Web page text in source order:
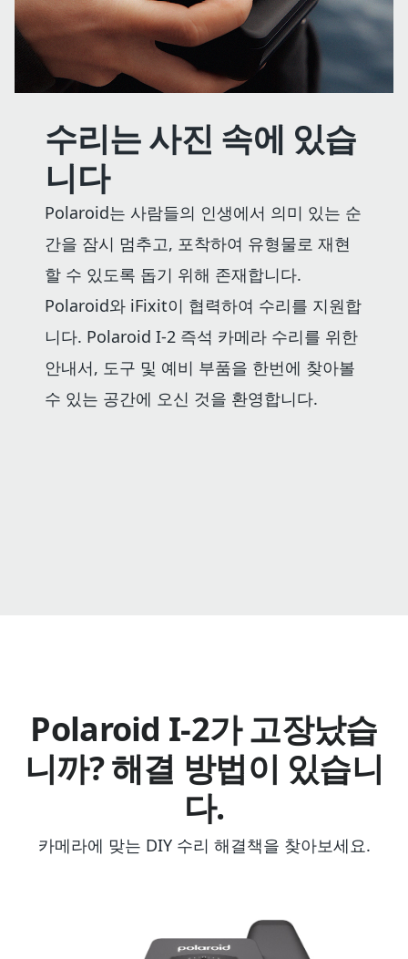
수리는 사진 속에 있습
니다
Polaroid는 사람들의 인생에서 의미 있는 순
간을 잠시 멈추고, 포착하여 유형물로 재현
할 수 있도록 돕기 위해 존재합니다.
Polaroid와 iFixit이 협력하여 수리를 지원합
니다. Polaroid I-2 즉석 카메라 수리를 위한
안내서, 도구 및 예비 부품을 한번에 찾아볼
수 있는 공간에 오신 것을 환영합니다.
Polaroid I-2가 고장났습
니까? 해결 방법이 있습니
다.
카메라에 맞는 DIY 수리 해결책을 찾아보세요.